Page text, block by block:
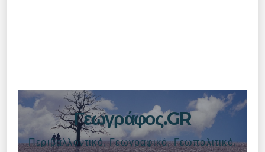
Γεωγράφος.GR
Περιβαλλοντικό, Γεωγραφικό, Γεωπολιτικό,